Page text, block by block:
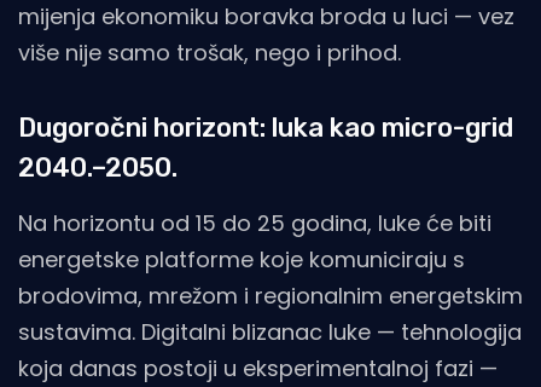
mijenja ekonomiku boravka broda u luci — vez
više nije samo trošak, nego i prihod.
Dugoročni horizont: luka kao micro-grid
2040.–2050.
Na horizontu od 15 do 25 godina, luke će biti
energetske platforme koje komuniciraju s
brodovima, mrežom i regionalnim energetskim
sustavima. Digitalni blizanac luke — tehnologija
koja danas postoji u eksperimentalnoj fazi —